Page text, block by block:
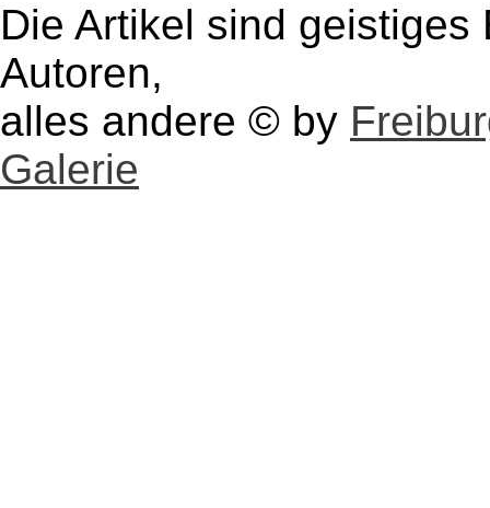
Die Artikel sind
Autoren,
alles andere © by
Galerie